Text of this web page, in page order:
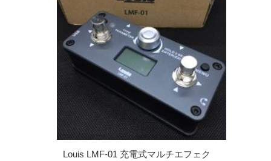
Louis LMF-01 充電式マルチエフェク